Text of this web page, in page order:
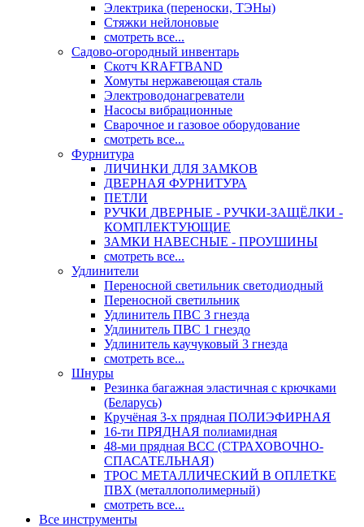
Электрика (переноски, ТЭНы)
Стяжки нейлоновые
смотреть все...
Садово-огородный инвентарь
Скотч KRAFTBAND
Хомуты нержавеющая сталь
Электроводонагреватели
Насосы вибрационные
Сварочное и газовое оборудование
смотреть все...
Фурнитура
ЛИЧИНКИ ДЛЯ ЗАМКОВ
ДВЕРНАЯ ФУРНИТУРА
ПЕТЛИ
РУЧКИ ДВЕРНЫЕ - РУЧКИ-ЗАЩЁЛКИ -
КОМПЛЕКТУЮЩИЕ
ЗАМКИ НАВЕСНЫЕ - ПРОУШИНЫ
смотреть все...
Удлинители
Переносной светильник светодиодный
Переносной светильник
Удлинитель ПВС 3 гнезда
Удлинитель ПВС 1 гнездо
Удлинитель каучуковый 3 гнезда
смотреть все...
Шнуры
Резинка багажная эластичная с крючками
(Беларусь)
Кручёная 3-х прядная ПОЛИЭФИРНАЯ
16-ти ПРЯДНАЯ полиамидная
48-ми прядная ВСС (СТРАХОВОЧНО-
СПАСАТЕЛЬНАЯ)
ТРОС МЕТАЛЛИЧЕСКИЙ В ОПЛЕТКЕ
ПВХ (металлополимерный)
смотреть все...
Все инструменты